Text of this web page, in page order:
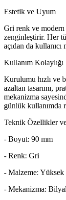
Estetik ve Uyum
Gri renk ve modern
zenginleştirir. Her
açıdan da kullanıcı
Kullanım Kolaylığı
Kurulumu hızlı ve
azaltan tasarımı,
mekanizma
günlük kullanımda
Teknik Özellikler ve
- Boyut: 90 mm
- Renk: Gri
- Malzeme:
- Mekanizma: